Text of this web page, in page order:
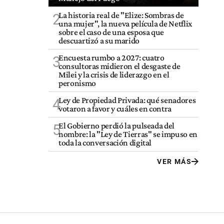
2La historia real de "Elize: Sombras de
una mujer", la nueva película de Netflix
sobre el caso de una esposa que
descuartizó a su marido
3Encuesta rumbo a 2027: cuatro
consultoras midieron el desgaste de
Milei y la crisis de liderazgo en el
peronismo
4Ley de Propiedad Privada: qué senadores
votaron a favor y cuáles en contra
5El Gobierno perdió la pulseada del
nombre: la "Ley de Tierras" se impuso en
toda la conversación digital
VER MÁS